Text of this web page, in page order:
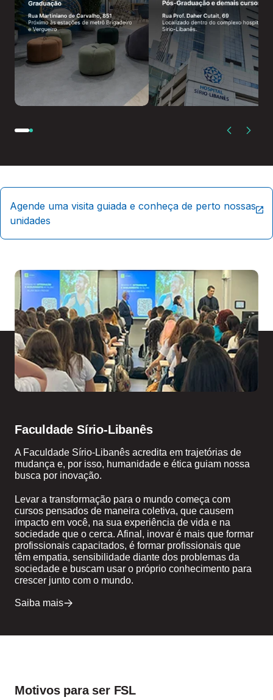
Agende uma visita guiada e conheça de perto nossas
unidades
Faculdade Sírio-Libanês
A Faculdade Sírio-Libanês acredita em trajetórias de
mudança e, por isso, humanidade e ética guiam nossa
busca por inovação.
Levar a transformação para o mundo começa com
cursos pensados de maneira coletiva, que causem
impacto em você, na sua experiência de vida e na
sociedade que o cerca. Afinal, inovar é mais que formar
profissionais capacitados, é formar profissionais que
têm empatia, sensibilidade diante dos problemas da
sociedade e buscam usar o próprio conhecimento para
crescer junto com o mundo.
Saiba mais
Motivos para ser FSL